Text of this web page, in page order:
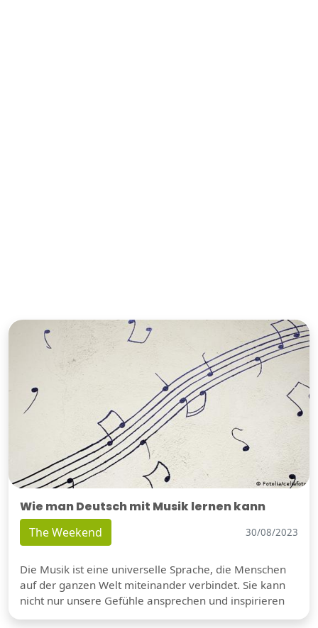
Wie man Deutsch mit Musik lernen kann
The Weekend 30/08/2023
Die Musik ist eine universelle Sprache, die Menschen
auf der ganzen Welt miteinander verbindet. Sie kann
nicht nur unsere Gefühle ansprechen und inspirieren